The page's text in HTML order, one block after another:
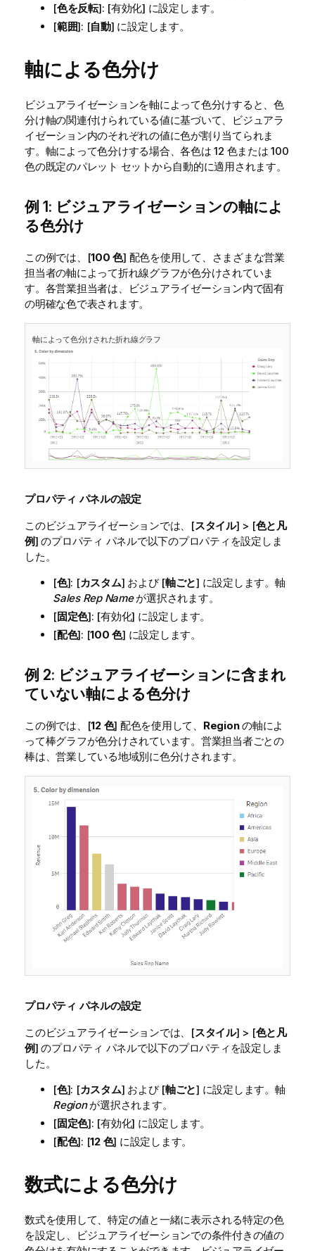
[色を反転]: [有効化] に設定します。
[範囲]: [自動] に設定します。
軸による色分け
ビジュアライゼーションを軸によって色分けすると、色
分け軸の関連付けられている値に基づいて、ビジュアラ
イゼーション内のそれぞれの値に色が割り当てられま
す。軸によって色分けする場合、各色は 12 色または 100
色の既定のパレット セットから自動的に適用されます。
例 1: ビジュアライゼーションの軸によ
る色分け
この例では、[100 色] 配色を使用して、さまざまな営業
担当者の軸によって折れ線グラフが色分けされていま
す。各営業担当者は、ビジュアライゼーション内で固有
の明確な色で表されます。
軸によって色分けされた折れ線グラフ
プロパティ パネルの設定
このビジュアライゼーションでは、[スタイル] > [色と凡
例] のプロパティ パネルで以下のプロパティを設定しま
した。
[色]: [カスタム] および [軸ごと] に設定します。軸
Sales Rep Nameが選択されます。
[固定色]: [有効化] に設定します。
[配色]: [100 色] に設定します。
例 2: ビジュアライゼーションに含まれ
ていない軸による色分け
この例では、[12 色] 配色を使用して、 Regionの軸によ
って棒グラフが色分けされています。営業担当者ごとの
棒は、営業している地域別に色分けされます。
プロパティ パネルの設定
このビジュアライゼーションでは、[スタイル] > [色と凡
例] のプロパティ パネルで以下のプロパティを設定しま
した。
[色]: [カスタム] および [軸ごと] に設定します。軸
Regionが選択されます。
[固定色]: [有効化] に設定します。
[配色]: [12 色] に設定します。
数式による色分け
数式を使用して、特定の値と一緒に表示される特定の色
を設定し、ビジュアライゼーションでの条件付きの値の